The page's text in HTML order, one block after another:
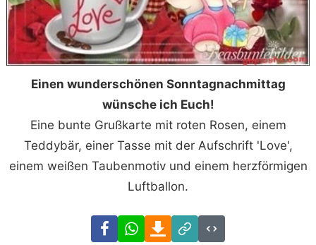
Einen wunderschönen Sonntagnachmittag
wünsche ich Euch!
Eine bunte Grußkarte mit roten Rosen, einem
Teddybär, einer Tasse mit der Aufschrift 'Love',
einem weißen Taubenmotiv und einem herzförmigen
Luftballon.
FacebookWhatsAppDownload
Link
Code